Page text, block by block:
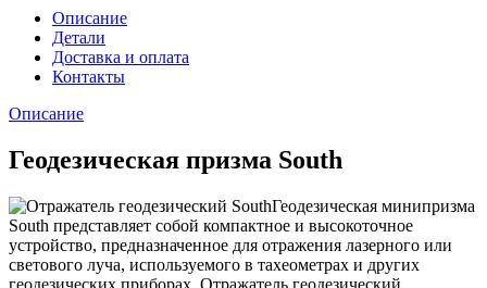
Описание
Детали
Доставка и оплата
Контакты
Описание
Геодезическая призма South
Геодезическая минипризма
South представляет собой компактное и высокоточное
устройство, предназначенное для отражения лазерного или
светового луча, используемого в тахеометрах и других
геодезических приборах. Отражатель геодезический